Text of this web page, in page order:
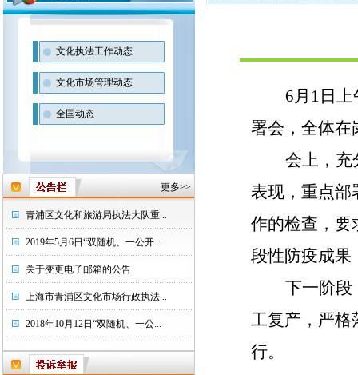
文化执法工作动态
文化市场管理动态
全国动态
更多>>
青浦区文化和旅游局执法大队重...
2019年5月6日“双随机、一公开...
关于变更电子邮箱的公告
上海市青浦区文化市场行政执法...
2018年10月12日“双随机、一公...
6月1日
署会，全体在
会上，充
表现，重点部
作的检查，要
段性防疫成果
下一阶段
工复产，严格
行。